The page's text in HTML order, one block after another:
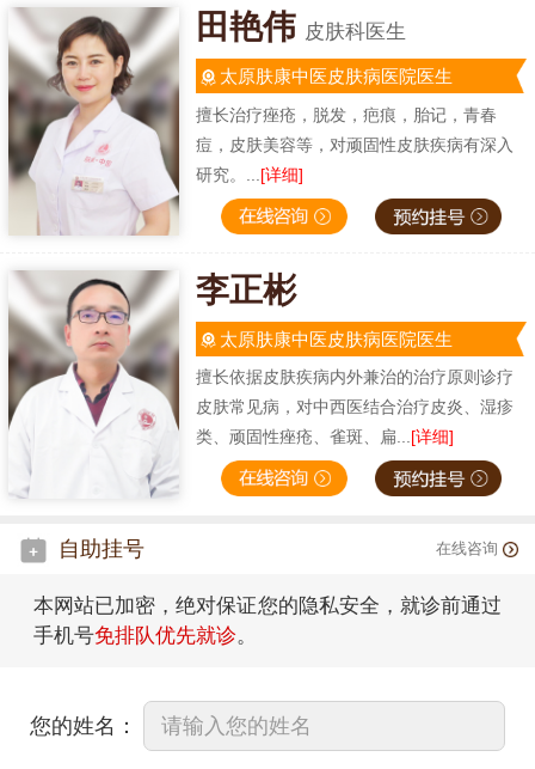
田艳伟 皮肤科医生
太原肤康中医皮肤病医院医生
擅长治疗痤疮，脱发，疤痕，胎记，青春
痘，皮肤美容等，对顽固性皮肤疾病有深入
研究。... [详细]
李正彬
太原肤康中医皮肤病医院医生
擅长依据皮肤疾病内外兼治的治疗原则诊疗
皮肤常见病，对中西医结合治疗皮炎、湿疹
类、顽固性痤疮、雀斑、扁...[详细]
自助挂号 在线咨询
本网站已加密，绝对保证您的隐私安全，就诊前通过
手机号免排队优先就诊。
您的姓名：